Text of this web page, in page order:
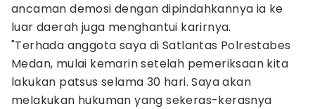
ancaman demosi dengan dipindahkannya ia ke
luar daerah juga menghantui karirnya.
"Terhada anggota saya di Satlantas Polrestabes
Medan, mulai kemarin setelah pemeriksaan kita
lakukan patsus selama 30 hari. Saya akan
melakukan hukuman yang sekeras-kerasnya